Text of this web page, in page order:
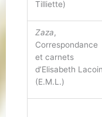
Tilliette)
Zaza,
Correspondance
et carnets
d’Elisabeth Lacoin
(E.M.L.)